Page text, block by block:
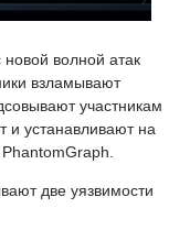
новой волной атак
взламывают
участникам
и устанавливают на
две уязвимости